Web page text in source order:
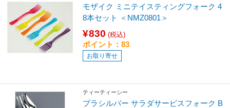
モザイク ミニテイスティングフォーク 4
8本セット ＜NMZ0801＞
¥830 (税込)
ポイント：83
お取り寄せ
ティーティーシー
プラシルバー サラダサービスフォーク B